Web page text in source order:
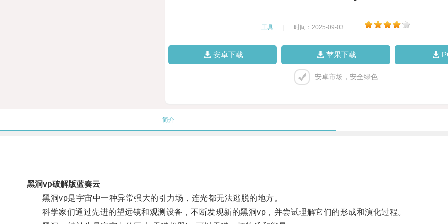
工具 时间：2025-09-03
安卓下载 苹果下载
安卓市场，安全绿色
简介
黑洞vp破解版蓝奏云
黑洞vp是宇宙中一种异常强大的引力场，连光都无法逃脱的地方。
科学家们通过先进的望远镜和观测设备，不断发现新的黑洞vp，并尝试理解它们的形成和演化过程。